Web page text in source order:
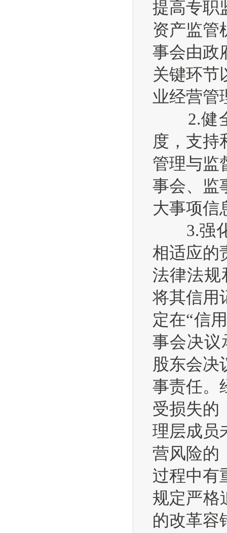
提高专职
资产监管
事会由政
关键环节
业经营管
2.健全
度，支持
管理与监
事会、监
大事项信
3.强化
相适应的
法律法规
将其信用
定在“信
事会决议
股东会决
事责任。
受损失的
理层成员
营风险的
过程中有
规定严格
的改革容